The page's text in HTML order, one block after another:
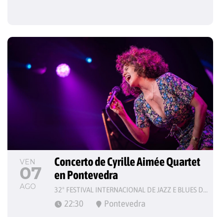
VEN
07
AGO
Concerto de Cyrille Aimée Quartet
en Pontevedra
32º FESTIVAL INTERNACIONAL DE JAZZ E BLUES DE PONTEVEDRA
22:30 Pontevedra